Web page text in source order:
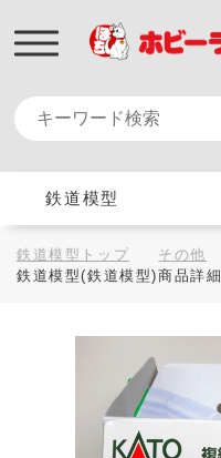
鉄道模型
鉄道模型トップ その他
鉄道模型(鉄道模型)商品詳細